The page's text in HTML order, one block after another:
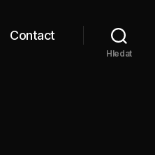
Contact
Hledat